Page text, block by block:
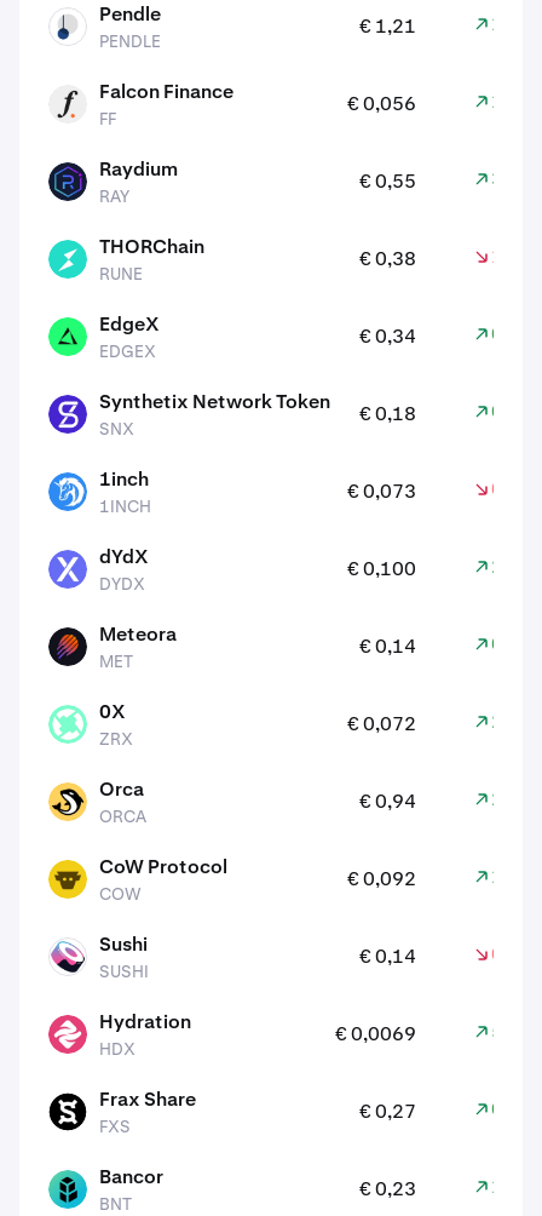
PENDLE Pendle
PENDLE
€ 1,21
FF Falcon Finance
FF
€ 0,056
RAY Raydium
RAY
€ 0,55
RUNE THORChain
RUNE
€ 0,38
EDGEX EdgeX
EDGEX
€ 0,34
SNX Synthetix Network Token
SNX
€ 0,18
1INCH 1inch
1INCH
€ 0,073
DYDX dYdX
DYDX
€ 0,100
MET Meteora
MET
€ 0,14
ZRX 0X
ZRX
€ 0,072
ORCA Orca
ORCA
€ 0,94
COW CoW Protocol
COW
€ 0,092
SUSHI Sushi
SUSHI
€ 0,14
HDX Hydration
HDX
€ 0,0069
FXS Frax Share
FXS
€ 0,27
BNT Bancor
BNT
€ 0,23